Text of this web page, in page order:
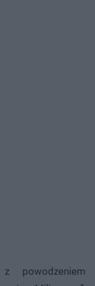
powodzeniem